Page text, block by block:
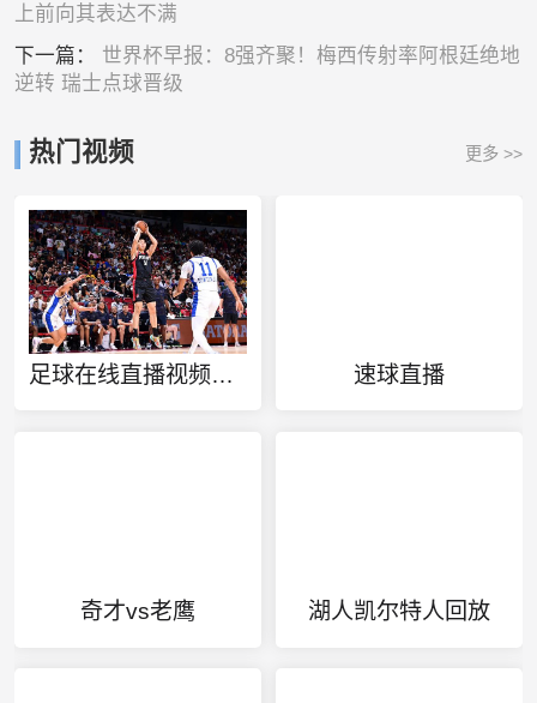
上前向其表达不满
下一篇： 世界杯早报：8强齐聚！梅西传射率阿根廷绝地
逆转 瑞士点球晋级
热门视频 更多 >>
足球在线直播视频直播 速球直播
奇才vs老鹰 湖人凯尔特人回放